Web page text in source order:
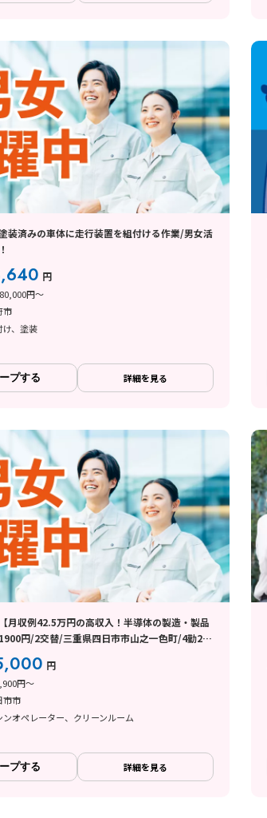
装済みの車体に走行装置を組付ける作業/男女活
円
円～
市
、塗装
プする 詳細を見る
月収例42.5万円の高収入！半導体の製造・製品
円/2交替/三重県四日市市山之一色町/4勤2休
円
円～
市市
オペレーター、クリーンルーム
プする 詳細を見る